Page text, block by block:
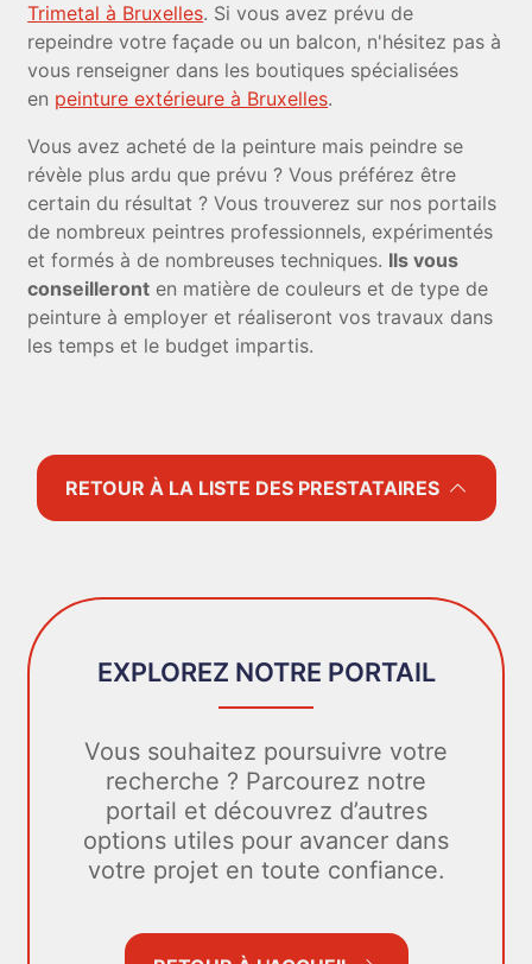
Trimetal à Bruxelles. Si vous avez prévu de
repeindre votre façade ou un balcon, n'hésitez pas à
vous renseigner dans les boutiques spécialisées
en peinture extérieure à Bruxelles.
Vous avez acheté de la peinture mais peindre se
révèle plus ardu que prévu ? Vous préférez être
certain du résultat ? Vous trouverez sur nos portails
de nombreux peintres professionnels, expérimentés
et formés à de nombreuses techniques. Ils vous
conseilleront en matière de couleurs et de type de
peinture à employer et réaliseront vos travaux dans
les temps et le budget impartis.
RETOUR À LA LISTE DES PRESTATAIRES
EXPLOREZ NOTRE PORTAIL
Vous souhaitez poursuivre votre
recherche ? Parcourez notre
portail et découvrez d’autres
options utiles pour avancer dans
votre projet en toute confiance.